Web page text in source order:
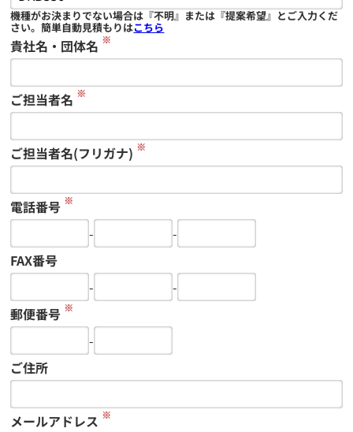
機種がお決まりでない場合は『不明』または『提案希望』とご入力くだ
さい。簡単自動見積もりはこちら
貴社名・団体名 ※
ご担当者名 ※
ご担当者名(フリガナ) ※
電話番号 ※
-
-
FAX番号
-
-
郵便番号 ※
-
ご住所
メールアドレス ※